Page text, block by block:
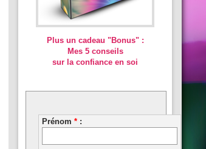
Plus un cadeau "Bonus" :
Mes 5 conseils
sur la confiance en soi
Prénom * :